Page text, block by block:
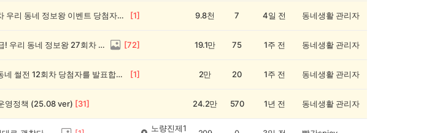
💰[당첨자 발표] 26회차 우리 동네 정보왕 이벤트 당첨자를 발표합니다! [1] 9.8천 7 4일 전 동네생활 관리자
💸 전원 2,000캐시 지급! 우리 동네 정보왕 27회차 (~8/10) [72] 19.1만 75 1주 전 동네생활 관리자
💰[당첨자 발표] 우리 동네 썰전 12회차 당첨자를 발표합니다! [1] 2만 20 1주 전 동네생활 관리자
영정책 (25.08 ver) [31] 24.2만 570 1년 전 동네생활 관리자
노량진제1